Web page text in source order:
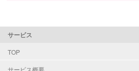
資格
自治体届出
サービス
TOP
サービス概要